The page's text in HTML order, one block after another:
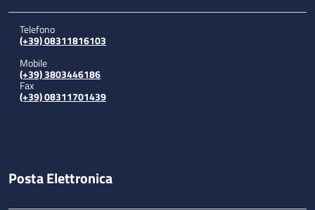
Telefono
(+39) 08311816103
Mobile
(+39) 3803446186
Fax
(+39) 08311701439
Posta Elettronica